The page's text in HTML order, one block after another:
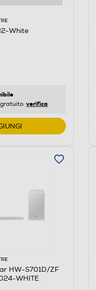
White
verifica
HW-S701D/ZF
WHITE